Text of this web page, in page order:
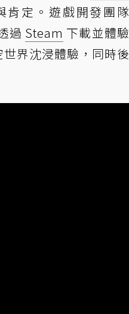
肯定。遊戲開發團隊
過 Steam 下載並體驗
界沈浸體驗，同時後